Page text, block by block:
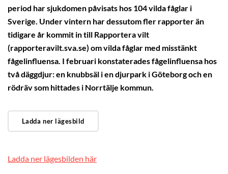
period har sjukdomen påvisats hos 104 vilda fåglar i
Sverige. Under vintern har dessutom fler rapporter än
tidigare år kommit in till Rapportera vilt
(rapporteravilt.sva.se) om vilda fåglar med misstänkt
fågelinfluensa. I februari konstaterades fågelinfluensa hos
två däggdjur: en knubbsäl i en djurpark i Göteborg och en
rödräv som hittades i Norrtälje kommun.
Ladda ner lägesbild
Ladda ner lägesbilden här